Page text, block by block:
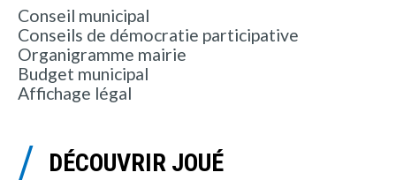
Conseil municipal
Conseils de démocratie participative
Organigramme mairie
Budget municipal
Affichage légal
DÉCOUVRIR JOUÉ